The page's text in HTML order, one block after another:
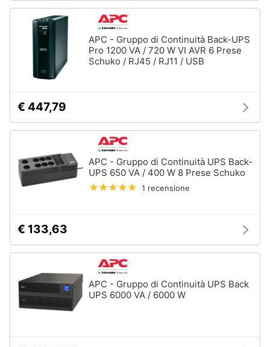
APC - Gruppo di Continuità Back-UPS
Pro 1200 VA / 720 W VI AVR 6 Prese
Schuko / RJ45 / RJ11 / USB
€ 447,79
APC - Gruppo di Continuità UPS Back-
UPS 650 VA / 400 W 8 Prese Schuko
1 recensione
€ 133,63
APC - Gruppo di Continuità UPS Back
UPS 6000 VA / 6000 W